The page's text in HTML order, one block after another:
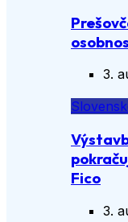
3.
Fico
3.